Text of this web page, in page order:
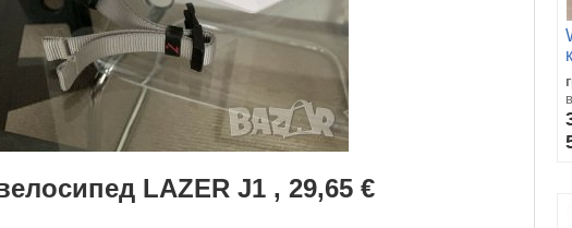
LAZER J1 , 29,65 €